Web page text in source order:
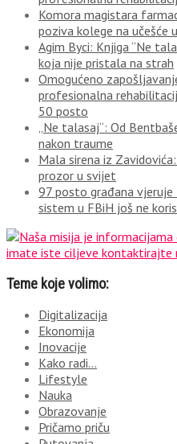
Komora magistara
poziva kolege na učešće
Agim Byci: Knjiga “Ne
koja nije pristala na strah
Omogućeno
profesionalna
50 posto
„Ne talasaj“: Od
nakon traume
Mala sirena iz
prozor u svijet
97 posto građana
sistem u FBiH još ne
Teme koje volimo:
Digitalizacija
Ekonomija
Inovacije
Kako radi…
Lifestyle
Nauka
Obrazovanje
Pričamo priču